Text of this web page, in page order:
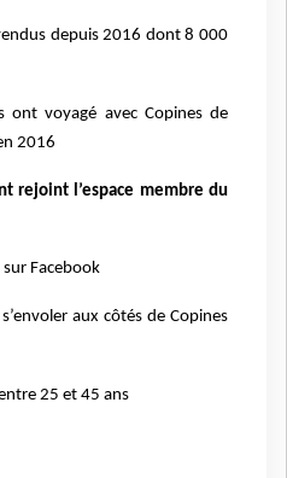
depuis 2016 dont 8 000
voyagé avec Copines de
2016
rejoint l’espace membre du
Facebook
aux côtés de Copines
25 et 45 ans